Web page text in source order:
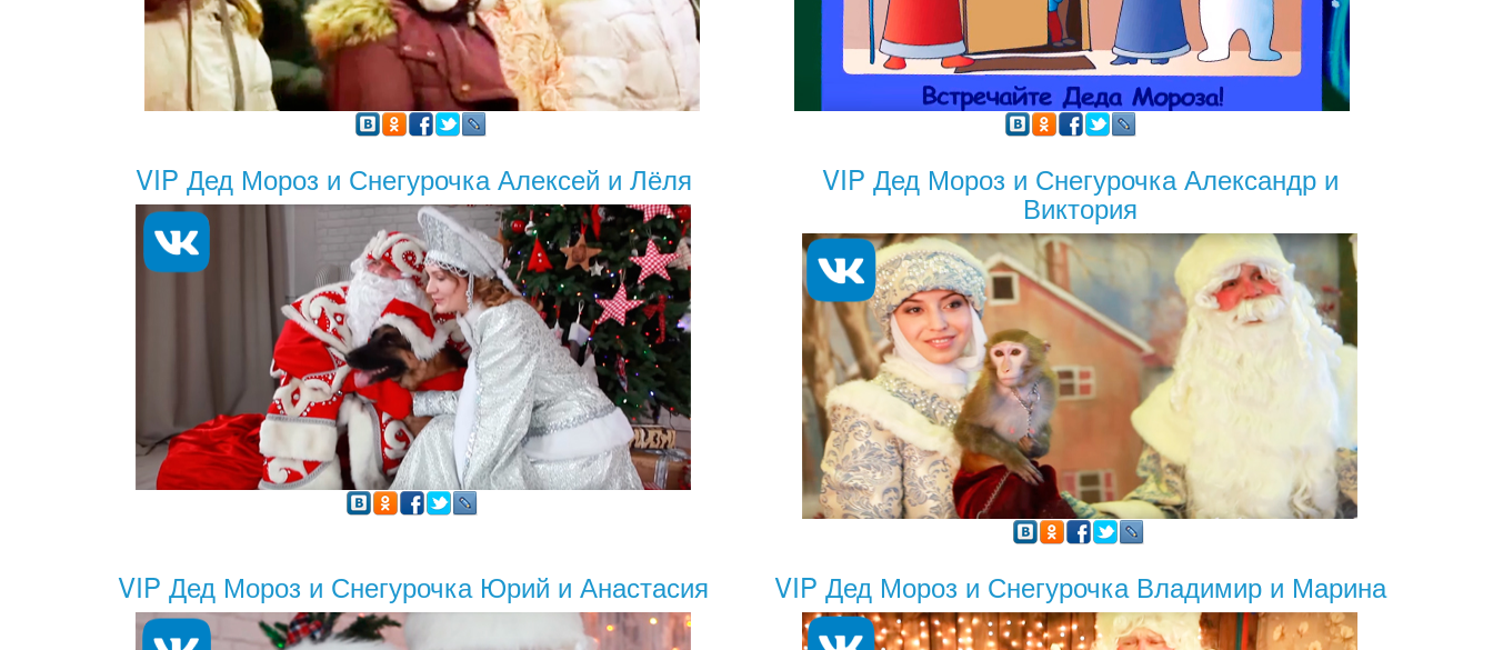
VIP Дед Мороз и Снегурочка Алексей и Лёля VIP Дед Мороз и Снегурочка Александр и
Виктория
VIP Дед Мороз и Снегурочка Юрий и Анастасия VIP Дед Мороз и Снегурочка Владимир и Марина